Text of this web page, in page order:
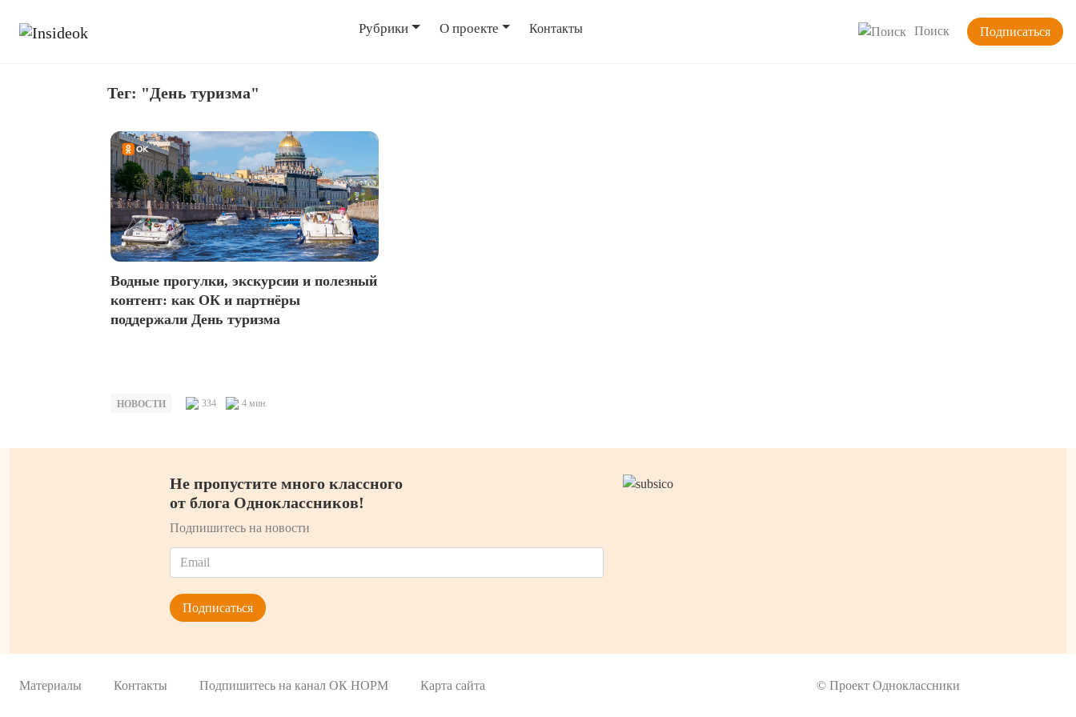
Рубрики О проекте Контакты Поиск Подписаться
Тег: "День туризма"
Водные прогулки, экскурсии и полезный
контент: как ОК и партнёры
поддержали День туризма
НОВОСТИ 334 4 мин.
Не пропустите много классного
от блога Одноклассников!
Подпишитесь на новости
Материалы Контакты Подпишитесь на канал ОК НОРМ Карта сайта © Проект Одноклассники